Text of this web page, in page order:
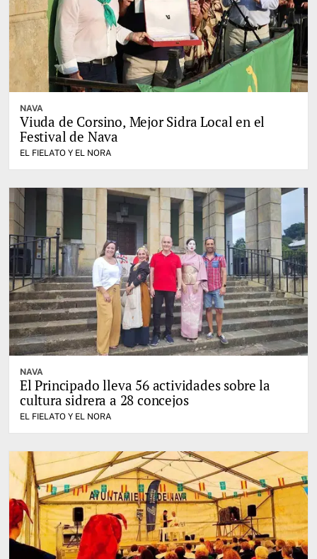
NAVA
Viuda de Corsino, Mejor Sidra Local en el
Festival de Nava
EL FIELATO Y EL NORA
NAVA
El Principado lleva 56 actividades sobre la
cultura sidrera a 28 concejos
EL FIELATO Y EL NORA